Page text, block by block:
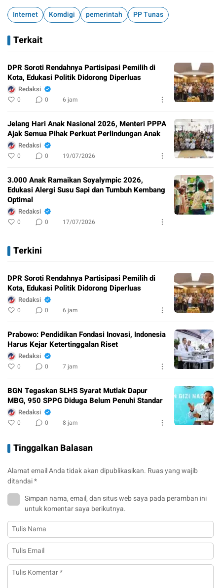
Internet Komdigi pemerintah PP Tunas
Terkait
DPR Soroti Rendahnya Partisipasi Pemilih di
Kota, Edukasi Politik Didorong Diperluas
Redaksi
0 0 6 jam
Jelang Hari Anak Nasional 2026, Menteri PPPA
Ajak Semua Pihak Perkuat Perlindungan Anak
Redaksi
0 0 19/07/2026
3.000 Anak Ramaikan Soyalympic 2026,
Edukasi Alergi Susu Sapi dan Tumbuh Kembang
Optimal
Redaksi
0 0 17/07/2026
Terkini
DPR Soroti Rendahnya Partisipasi Pemilih di
Kota, Edukasi Politik Didorong Diperluas
Redaksi
0 0 6 jam
Prabowo: Pendidikan Fondasi Inovasi, Indonesia
Harus Kejar Ketertinggalan Riset
Redaksi
0 0 7 jam
BGN Tegaskan SLHS Syarat Mutlak Dapur
MBG, 950 SPPG Diduga Belum Penuhi Standar
Redaksi
0 0 8 jam
Tinggalkan Balasan
Alamat email Anda tidak akan dipublikasikan. Ruas yang wajib
ditandai*
Simpan nama, email, dan situs web saya pada peramban ini
untuk komentar saya berikutnya.